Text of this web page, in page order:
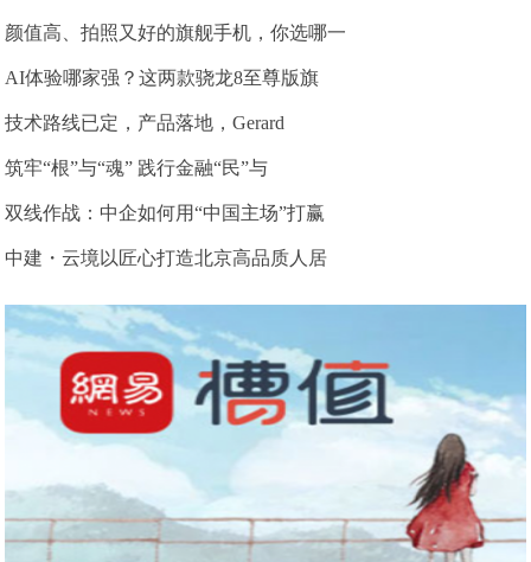
颜值高、拍照又好的旗舰手机，你选哪一
AI体验哪家强？这两款骁龙8至尊版旗
技术路线已定，产品落地，Gerard
筑牢“根”与“魂” 践行金融“民”与
双线作战：中企如何用“中国主场”打赢
中建・云境以匠心打造北京高品质人居